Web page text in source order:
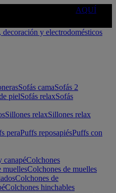
AQUÍ
Sofás camaSofás 2
pielSofás relaxSofás
Sillones relaxSillones relax
peraPuffs reposapiésPuffs con
canapéColchones
muellesColchones de muelles
Colchones de
Colchones hinchables